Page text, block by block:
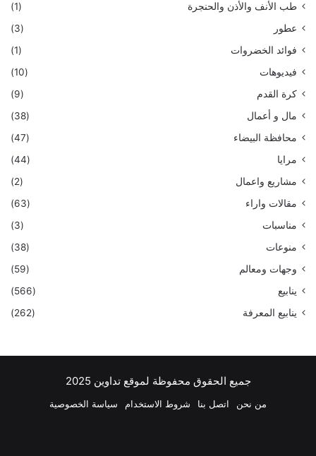
طب الأنف والأذن والحنجرة
(1)
عطور
(3)
فوائد الخضروات
(1)
فيديوهات
(10)
كرة القدم
(9)
مال و أعمال
(38)
محافظة البيضاء
(47)
مرايا
(44)
مشاريع واعمال
(2)
مقالات واراء
(63)
مناسبات
(3)
منوعات
(38)
وجهات ومعالم
(59)
ينابيع
(566)
ينابيع المعرفة
(262)
جميع الحقوق محفوظة لموقع تداوين 2025
من نحن اتصل بنا شروط الاستخدام سياسة الخصوصية